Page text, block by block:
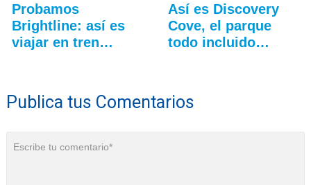
Probamos
Brightline: así es
viajar en tren
Así es Discovery
Cove, el parque
todo incluido
Publica tus Comentarios